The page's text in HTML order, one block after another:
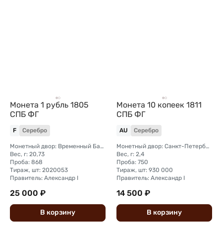
Монета 1 рубль 1805
СПБ ФГ
F Серебро
Монетный двор: Временный Банковский монетный двор (Санкт-Петербург)
Вес, г: 20,73
Проба: 868
Тираж, шт: 2020053
Правитель: Александр I
25 000 ₽
В корзину
Монета 10 копеек 1811
СПБ ФГ
AU Серебро
Монетный двор: Санкт-Петербургский монетный двор
Вес, г: 2,4
Проба: 750
Тираж, шт: 930 000
Правитель: Александр I
14 500 ₽
В корзину